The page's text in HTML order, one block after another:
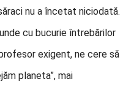
nu a încetat niciodată.
cu bucurie întrebărilor
exigent, ne cere să
planeta”, mai